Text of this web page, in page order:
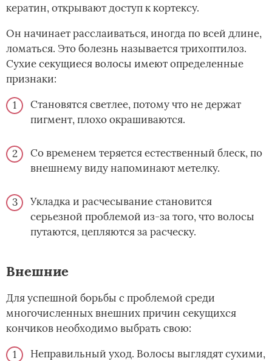
кератин, открывают доступ к кортексу.
Он начинает расслаиваться, иногда по всей длине,
ломаться. Это болезнь называется трихоптилоз.
Сухие секущиеся волосы имеют определенные
признаки:
Становятся светлее, потому что не держат
пигмент, плохо окрашиваются.
Со временем теряется естественный блеск, по
внешнему виду напоминают метелку.
Укладка и расчесывание становится
серьезной проблемой из-за того, что волосы
путаются, цепляются за расческу.
Внешние
Для успешной борьбы с проблемой среди
многочисленных внешних причин секущихся
кончиков необходимо выбрать свою:
Неправильный уход. Волосы выглядят сухими,